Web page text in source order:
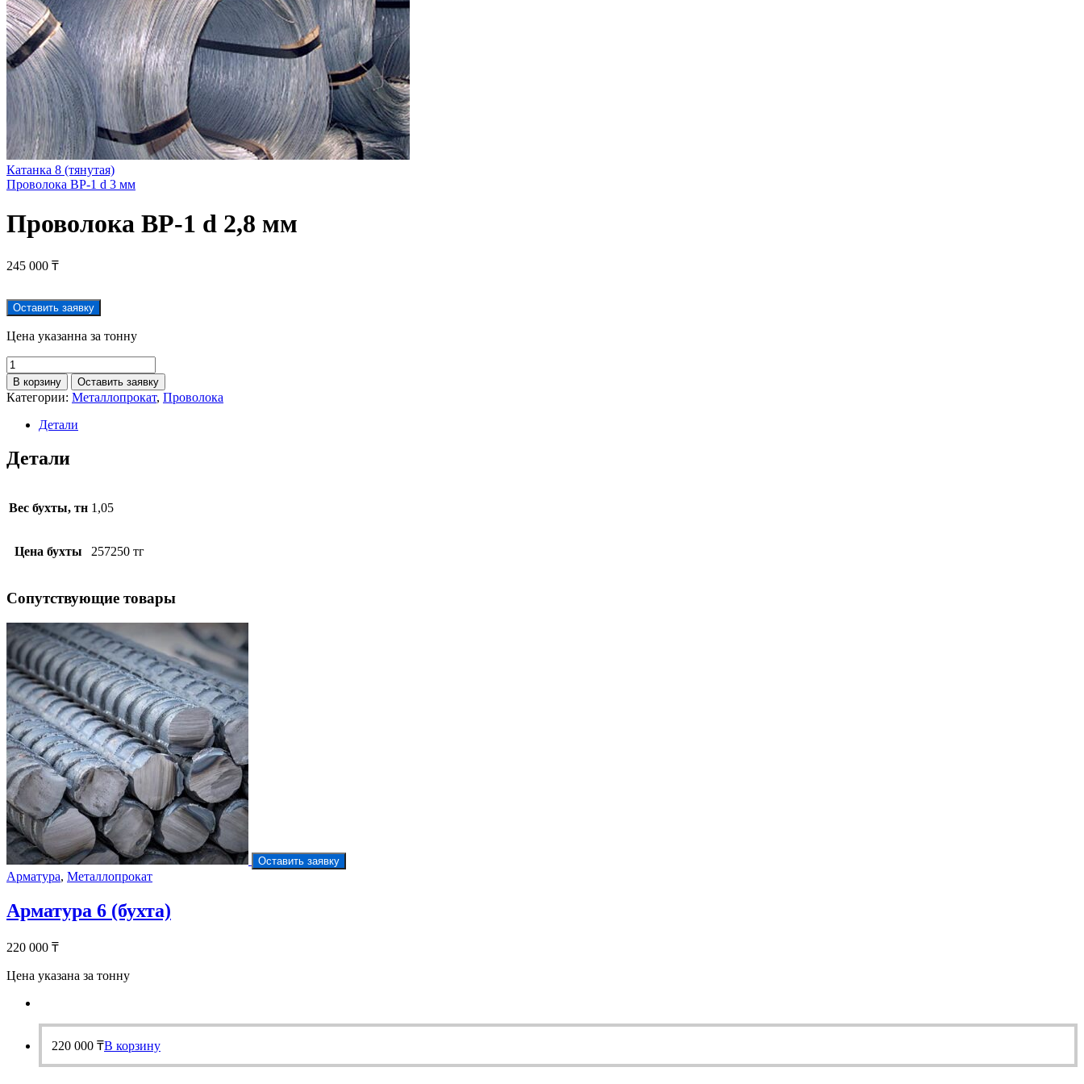
Катанка 8 (тянутая)
Проволока ВР-1 d 3 мм
Проволока ВР-1 d 2,8 мм
245 000 ₸
Оставить заявку
Цена указанна за тонну
В корзину Оставить заявку
Категории: Металлопрокат, Проволока
Детали
Детали
Вес бухты, тн 1,05
Цена бухты 257250 тг
Cопутствующие товары
Оставить заявку
Арматура, Металлопрокат
Арматура 6 (бухта)
220 000 ₸
Цена указана за тонну
220 000 ₸В корзину